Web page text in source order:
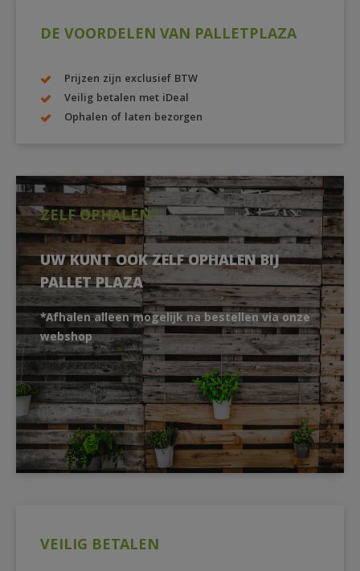
DE VOORDELEN VAN PALLETPLAZA
Prijzen zijn exclusief BTW
Veilig betalen met iDeal
Ophalen of laten bezorgen
ZELF OPHALEN?
UW KUNT OOK ZELF OPHALEN BIJ
PALLET PLAZA
*Afhalen alleen mogelijk na bestellen via onze
webshop
VEILIG BETALEN